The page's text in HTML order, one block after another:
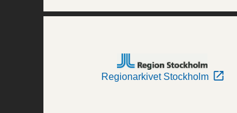
Regionarkivet Stockholm